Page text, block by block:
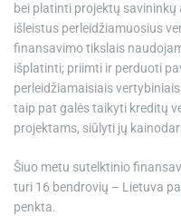
bei platinti projektų
išleistus perleidžiamuosius
finansavimo tikslais
išplatinti; priimti ir perduoti
perleidžiamaisiais
taip pat galės taikyti kreditų
projektams, siūlyti jų
Šiuo metu sutelktinio
turi 16 bendrovių – Lietuva
penkta.